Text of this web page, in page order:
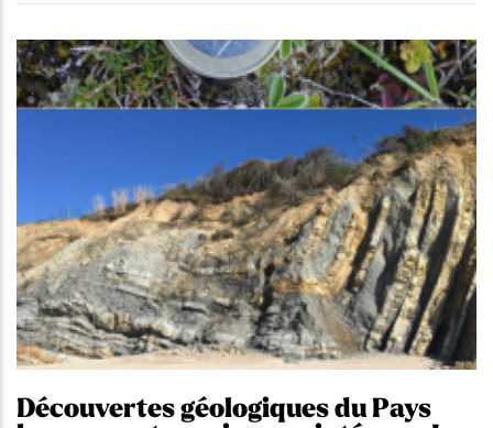
Découvertes géologiques du Pays